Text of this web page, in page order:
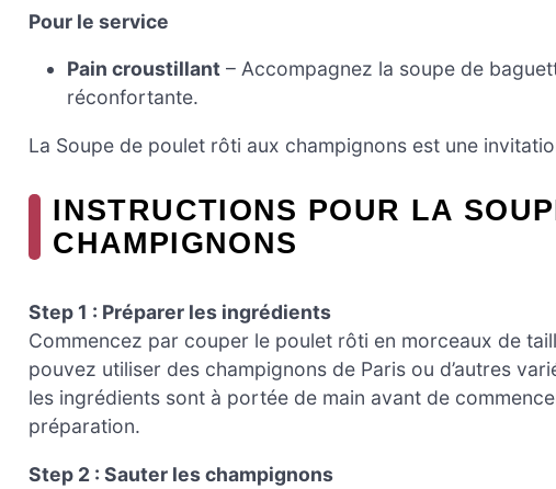
Pour le service
Pain croustillant – Accompagnez la soupe de
réconfortante.
La Soupe de poulet rôti aux champignons est une
INSTRUCTIONS POUR LA
CHAMPIGNONS
Step 1 : Préparer les ingrédients
Commencez par couper le poulet rôti en morceaux de
pouvez utiliser des champignons de Paris ou d’autres
les ingrédients sont à portée de main avant de
préparation.
Step 2 : Sauter les champignons